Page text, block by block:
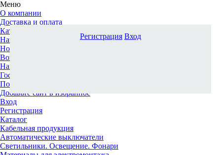
Меню
О компании
Доставка и оплата
Каталог
Наши офисы
Новости и новинки
Вопрос-ответ
Наша команда
Гос. заказчикам
Поставщикам
Добавьте сайт в избранное
Вход
Регистрация
Каталог
Кабельная продукция
Автоматические выключатели
Светильники. Освещение. Фонари
Регистрация Вход